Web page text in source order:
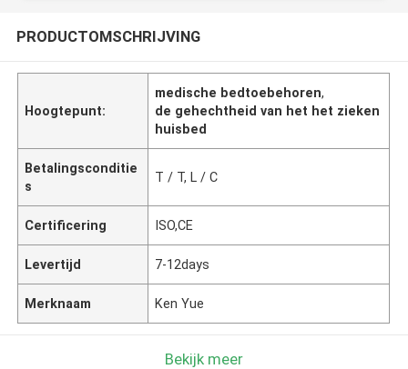
PRODUCTOMSCHRIJVING
Hoogtepunt:
medische bedtoebehoren,
de gehechtheid van het het zieken
huisbed
Betalingsconditie
s
T / T, L / C
Certificering ISO,CE
Levertijd 7-12days
Merknaam Ken Yue
Bekijk meer